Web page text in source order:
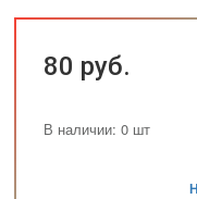
80 руб.
В наличии: 0 шт